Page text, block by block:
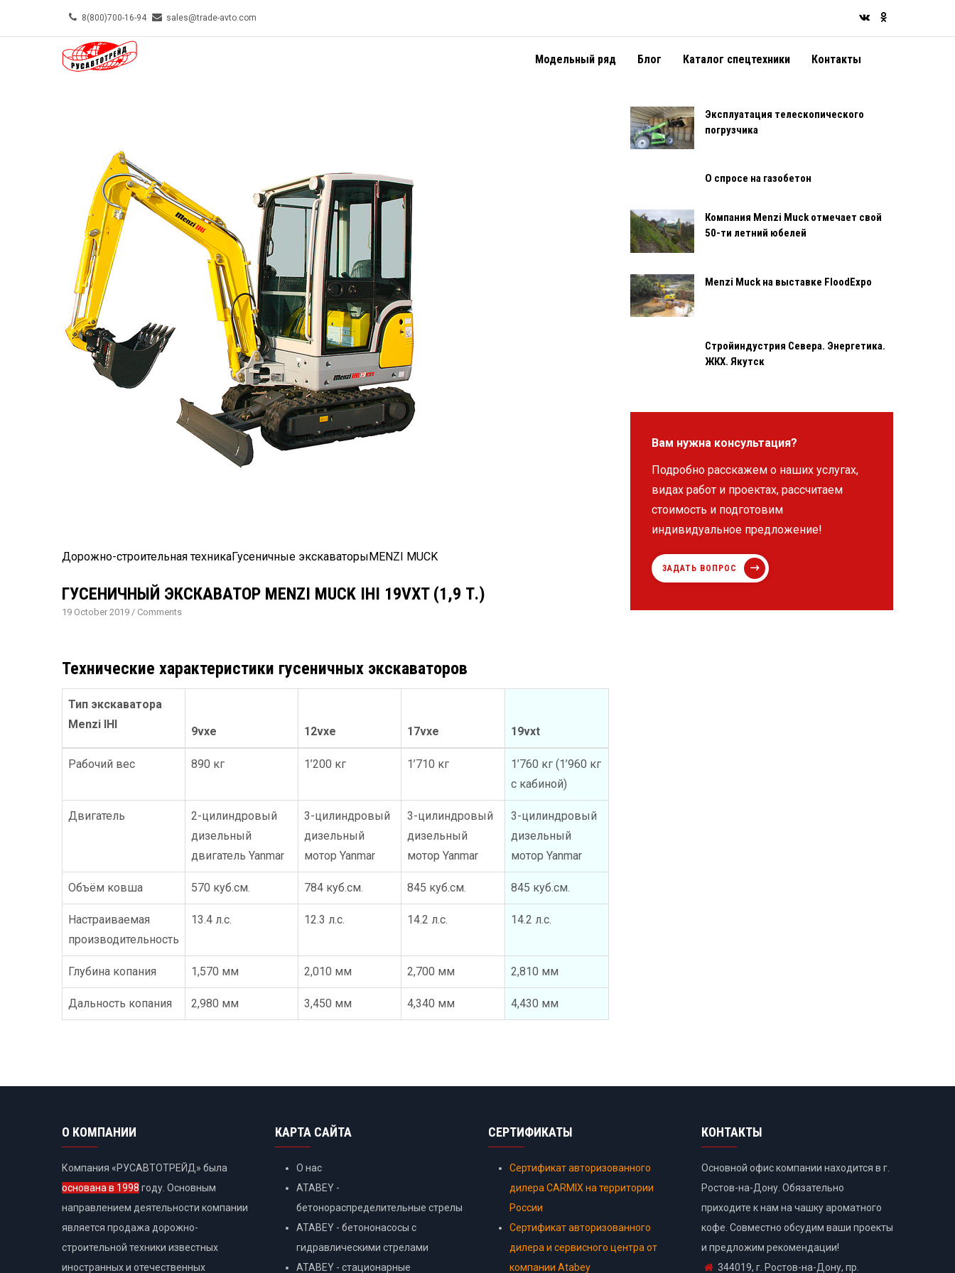
8(800)700-16-94 sales@trade-avto.com
Модельный ряд Блог Каталог спецтехники Контакты
Дорожно-строительная техникаГусеничные экскаваторыMENZI MUCK
ГУСЕНИЧНЫЙ ЭКСКАВАТОР MENZI MUCK IHI 19VXT (1,9 Т.)
19 October 2019 / Comments
Технические характеристики гусеничных экскаваторов
Тип экскаватора
Menzi IHI
9vxe 12vxe 17vxe 19vxt
Рабочий вес 890 кг 1’200 кг 1’710 кг
1’760 кг (1’960 кг
с кабиной)
Двигатель
2-цилиндровый
дизельный
двигатель Yanmar
3-цилиндровый
дизельный
мотор Yanmar
3-цилиндровый
дизельный
мотор Yanmar
3-цилиндровый
дизельный
мотор Yanmar
Объём ковша 570 куб.см. 784 куб.см. 845 куб.см. 845 куб.см.
Настраиваемая
производительность
13.4 л.с. 12.3 л.с. 14.2 л.с. 14.2 л.с.
Глубина копания 1,570 мм 2,010 мм 2,700 мм 2,810 мм
Дальность копания 2,980 мм 3,450 мм 4,340 мм 4,430 мм
Эксплуатация телескопического
погрузчика
О спросе на газобетон
Компания Menzi Muck отмечает свой
50-ти летний юбелей
Menzi Muck на выставке FloodExpo
Стройиндустрия Севера. Энергетика.
ЖКХ. Якутск
Вам нужна консультация?
Подробно расскажем о наших услугах,
видах работ и проектах, рассчитаем
стоимость и подготовим
индивидуальное предложение!
ЗАДАТЬ ВОПРОС
О КОМПАНИИ
Компания «РУСАВТОТРЕЙД» была
основана в 1998 году. Основным
направлением деятельности компании
является продажа дорожно-
строительной техники известных
иностранных и отечественных
КАРТА САЙТА
О нас
ATABEY -
бетонораспределительные стрелы
ATABEY - бетононасосы с
гидравлическими стрелами
ATABEY - стационарные
СЕРТИФИКАТЫ
Сертификат авторизованного
дилера CARMIX на территории
России
Сертификат авторизованного
дилера и сервисного центра от
компании Atabey
КОНТАКТЫ
Основной офис компании находится в г.
Ростов-на-Дону. Обязательно
приходите к нам на чашку ароматного
кофе. Совместно обсудим ваши проекты
и предложим рекомендации!
344019, г. Ростов-на-Дону, пр.